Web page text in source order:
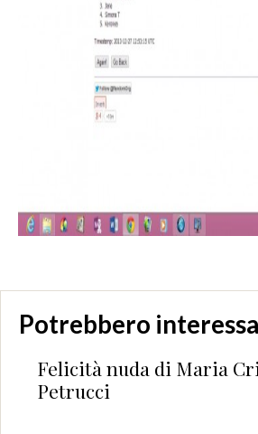
Potrebbero
Felicità nuda di Maria
Petrucci